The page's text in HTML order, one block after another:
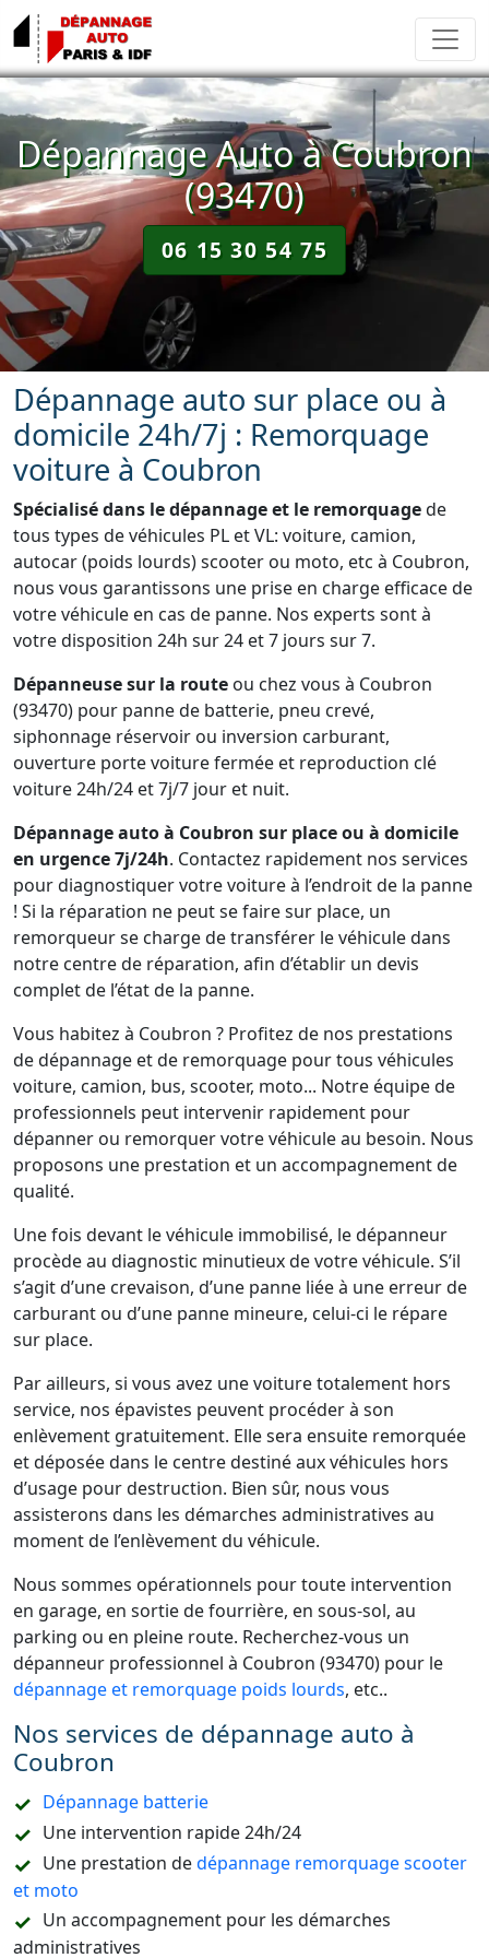
Dépannage Auto à Coubron
(93470)
06 15 30 54 75
Dépannage auto sur place ou à
domicile 24h/7j : Remorquage
voiture à Coubron
Spécialisé dans le dépannage et le remorquagede
tous types de véhicules PL et VL: voiture, camion,
autocar (poids lourds) scooter ou moto, etc à Coubron,
nous vous garantissons une prise en charge efficace de
votre véhicule en cas de panne. Nos experts sont à
votre disposition 24h sur 24 et 7 jours sur 7.
Dépanneuse sur la route ou chez vous à Coubron
(93470) pour panne de batterie, pneu crevé,
siphonnage réservoir ou inversion carburant,
ouverture porte voiture fermée et reproduction clé
voiture 24h/24 et 7j/7 jour et nuit.
Dépannage auto à Coubron sur place ou à domicile
en urgence 7j/24h. Contactez rapidement nos services
pour diagnostiquer votre voiture à l’endroit de la panne
! Si la réparation ne peut se faire sur place, un
remorqueur se charge de transférer le véhicule dans
notre centre de réparation, afin d’établir un devis
complet de l’état de la panne.
Vous habitez à Coubron ? Profitez de nos prestations
de dépannage et de remorquage pour tous véhicules
voiture, camion, bus, scooter, moto... Notre équipe de
professionnels peut intervenir rapidement pour
dépanner ou remorquer votre véhicule au besoin. Nous
proposons une prestation et un accompagnement de
qualité.
Une fois devant le véhicule immobilisé, le dépanneur
procède au diagnostic minutieux de votre véhicule. S’il
s’agit d’une crevaison, d’une panne liée à une erreur de
carburant ou d’une panne mineure, celui-ci le répare
sur place.
Par ailleurs, si vous avez une voiture totalement hors
service, nos épavistes peuvent procéder à son
enlèvement gratuitement. Elle sera ensuite remorquée
et déposée dans le centre destiné aux véhicules hors
d’usage pour destruction. Bien sûr, nous vous
assisterons dans les démarches administratives au
moment de l’enlèvement du véhicule.
Nous sommes opérationnels pour toute intervention
en garage, en sortie de fourrière, en sous-sol, au
parking ou en pleine route. Recherchez-vous un
dépanneur professionnel à Coubron (93470) pour le
dépannage et remorquage poids lourds, etc..
Nos services de dépannage auto à
Coubron
Dépannage batterie
Une intervention rapide 24h/24
Une prestation dedépannage remorquage scooter
et moto
Un accompagnement pour les démarches
administratives